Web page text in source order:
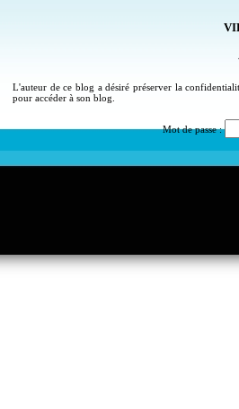
L'auteur de ce blog a désiré préserver la
pour accéder à son blog.
Mot de passe :